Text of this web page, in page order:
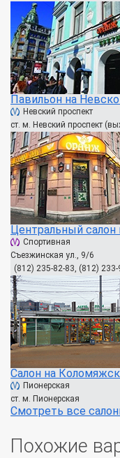
Павильон на
Невский проспект
ст. м. Невский проспект
Центральный
Спортивная
Съезжинская ул., 9/6
(812) 235-82-83, (812) 233-
Салон на
Пионерская
ст. м. Пионерская
Смотреть все
Похожие